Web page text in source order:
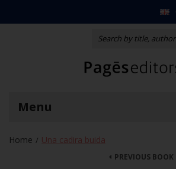
Menu
Home / Una cadira buida
PREVIOUS BOOK